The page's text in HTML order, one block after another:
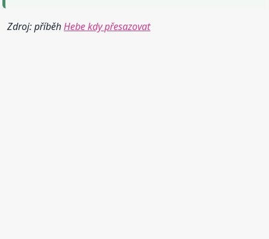
Zdroj: příběhHebe kdy přesazovat